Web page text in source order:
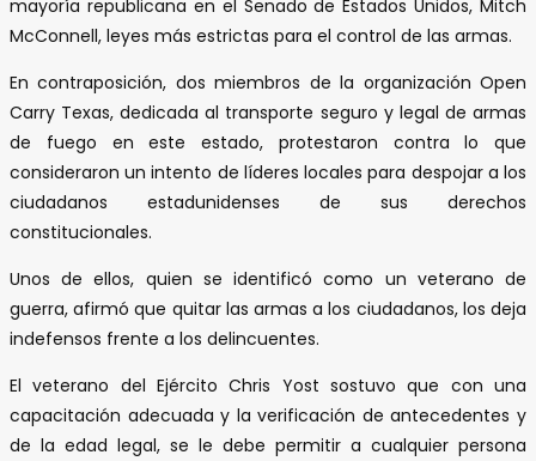
mayoría republicana en el Senado de Estados Unidos, Mitch
McConnell, leyes más estrictas para el control de las armas.
En contraposición, dos miembros de la organización Open
Carry Texas, dedicada al transporte seguro y legal de armas
de fuego en este estado, protestaron contra lo que
consideraron un intento de líderes locales para despojar a los
ciudadanos estadunidenses de sus derechos
constitucionales.
Unos de ellos, quien se identificó como un veterano de
guerra, afirmó que quitar las armas a los ciudadanos, los deja
indefensos frente a los delincuentes.
El veterano del Ejército Chris Yost sostuvo que con una
capacitación adecuada y la verificación de antecedentes y
de la edad legal, se le debe permitir a cualquier persona